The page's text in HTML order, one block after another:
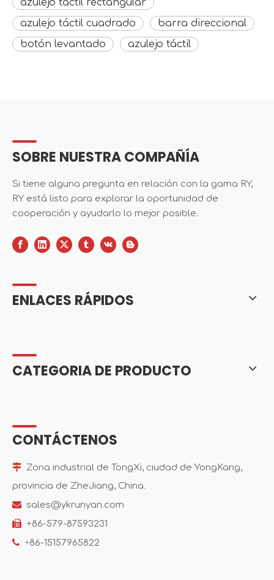
azulejo táctil rectangular
azulejo táctil cuadrado
barra direccional
botón levantado
azulejo táctil
SOBRE NUESTRA COMPAÑÍA
Si tiene alguna pregunta en relación con la gama RY,
RY está listo para explorar la oportunidad de
cooperación y ayudarlo lo mejor posible.
ENLACES RÁPIDOS
CATEGORIA DE PRODUCTO
CONTÁCTENOS
 Zona industrial de TongXi, ciudad de YongKang,
provincia de ZheJiang, China.
 sales@ykrunyan.com
 +86-579-87593231
 +86-15157965822